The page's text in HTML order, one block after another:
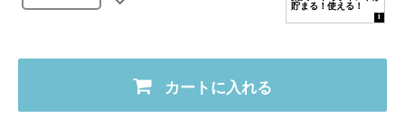
カートに入れる